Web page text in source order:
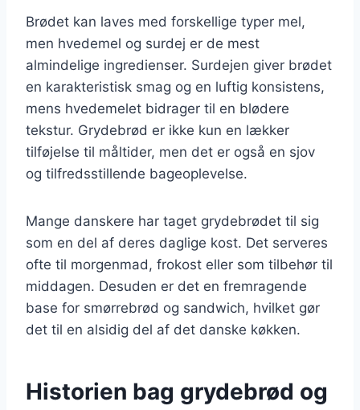
Brødet kan laves med forskellige typer mel,
men hvedemel og surdej er de mest
almindelige ingredienser. Surdejen giver brødet
en karakteristisk smag og en luftig konsistens,
mens hvedemelet bidrager til en blødere
tekstur. Grydebrød er ikke kun en lækker
tilføjelse til måltider, men det er også en sjov
og tilfredsstillende bageoplevelse.
Mange danskere har taget grydebrødet til sig
som en del af deres daglige kost. Det serveres
ofte til morgenmad, frokost eller som tilbehør til
middagen. Desuden er det en fremragende
base for smørrebrød og sandwich, hvilket gør
det til en alsidig del af det danske køkken.
Historien bag grydebrød og